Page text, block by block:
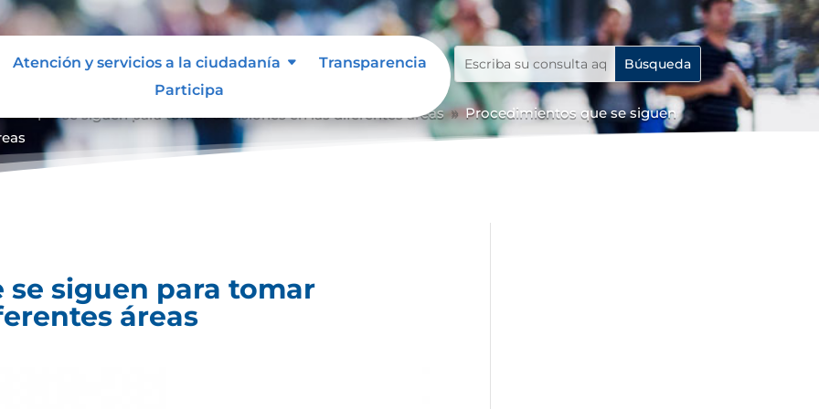
Atención y servicios a la ciudadanía
Transparencia
Participa
que se siguen para tomar decisiones en las diferentes áreas 9 Procedimientos que se siguen
siguen para tomar
áreas